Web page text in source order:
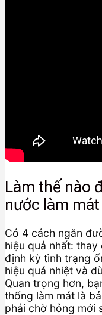
Làm thế nào
nước làm
Có 4 cách ngăn
hiệu quả nhất:
định kỳ tình trạng
hiệu quá nhiệt và
Quan trọng hơn,
thống làm mát là
phải chờ hỏng mới